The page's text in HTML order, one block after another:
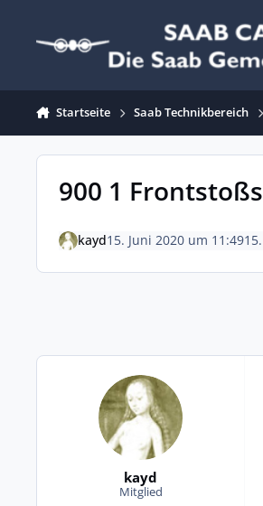
Startseite Saab Technikbereich
900 1
kayd15. Juni 2020 um 11:49
kayd
Mitglied